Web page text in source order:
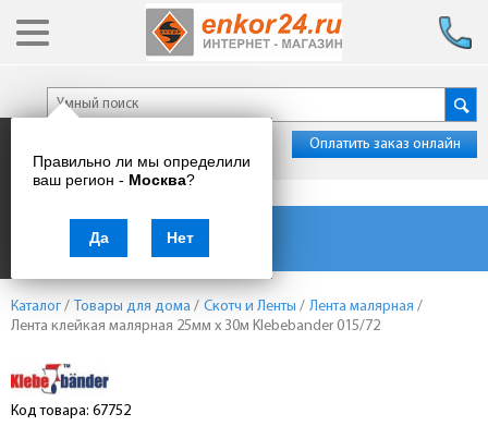
Правильно ли мы определили
ваш регион - Москва?
Да Нет
Оплатить заказ онлайн
Каталог товаров
Каталог / Товары для дома / Скотч и Ленты / Лента малярная /
Лента клейкая малярная 25мм x 30м Klebebander 015/72
Код товара: 67752